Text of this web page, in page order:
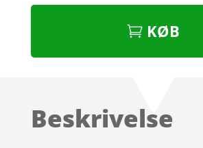
KØB
Beskrivelse